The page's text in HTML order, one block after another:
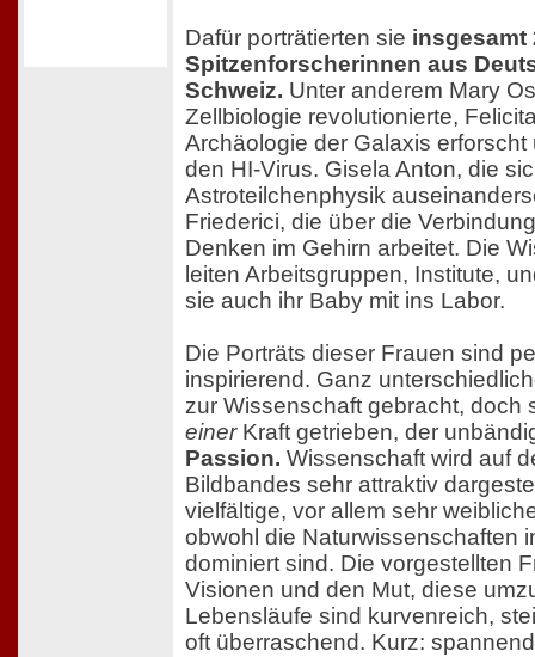
Dafür porträtierten sie insgesamt
Spitzenforscherinnen aus
Schweiz. Unter anderem Mary
Zellbiologie revolutionierte,
Archäologie der Galaxis erforscht
den HI-Virus. Gisela Anton, die
Astroteilchenphysik
Friederici, die über die
Denken im Gehirn arbeitet. Die
leiten Arbeitsgruppen, Institute,
sie auch ihr Baby mit ins Labor.
Die Porträts dieser Frauen sind
inspirierend. Ganz
zur Wissenschaft gebracht, doch
einerKraft getrieben, der
Passion. Wissenschaft wird auf
Bildbandes sehr attraktiv
vielfältige, vor allem sehr
obwohl die Naturwissenschaften
dominiert sind. Die vorgestellten
Visionen und den Mut, diese
Lebensläufe sind kurvenreich,
oft überraschend. Kurz: